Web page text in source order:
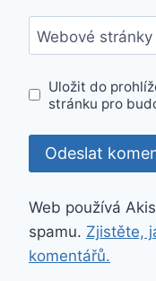
Webové stránky
Uložit do
stránku pro
Web používá
spamu. Zjistěte,
komentářů.